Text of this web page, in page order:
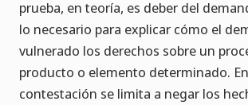
prueba, en teoría, es deber del
lo necesario para explicar cómo el
vulnerado los derechos sobre un
producto o elemento determinado.
contestación se limita a negar los